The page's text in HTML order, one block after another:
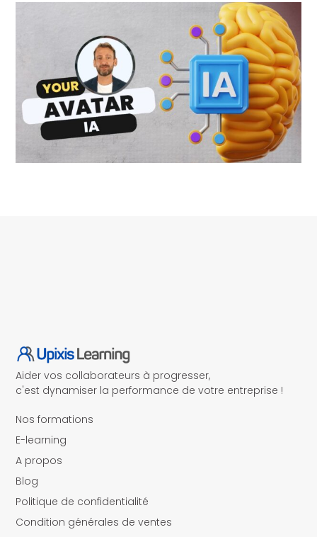
Aider vos collaborateurs à progresser,
c'est dynamiser la performance de votre entreprise !
Nos formations
E-learning
A propos
Blog
Politique de confidentialité
Condition générales de ventes